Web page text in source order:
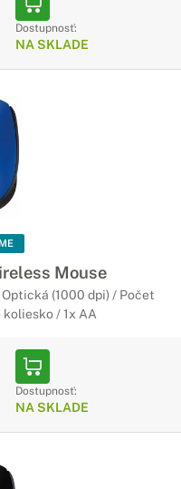
Dostupnosť:
NA SKLADE
Mouse
(1000 dpi) / Počet
/ 1x AA
Dostupnosť:
NA SKLADE